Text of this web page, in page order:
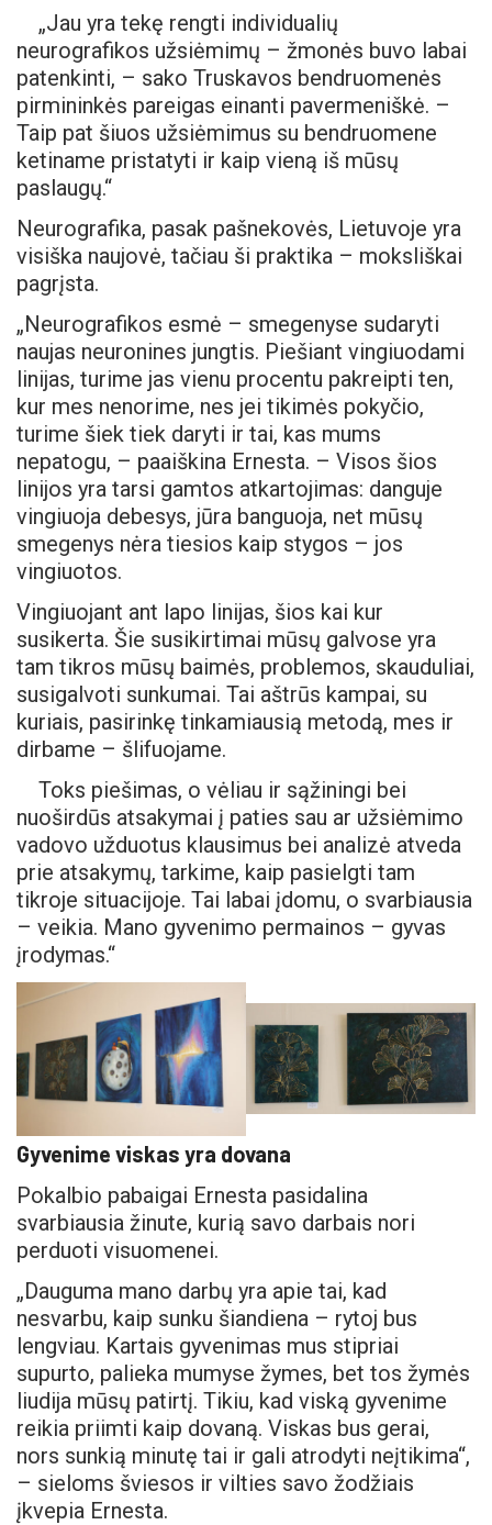
„Jau yra tekę rengti individualių
neurografikos užsiėmimų – žmonės buvo labai
patenkinti, – sako Truskavos bendruomenės
pirmininkės pareigas einanti pavermeniškė. –
Taip pat šiuos užsiėmimus su bendruomene
ketiname pristatyti ir kaip vieną iš mūsų
paslaugų.“
Neurografika, pasak pašnekovės, Lietuvoje yra
visiška naujovė, tačiau ši praktika – moksliškai
pagrįsta.
„Neurografikos esmė – smegenyse sudaryti
naujas neuronines jungtis. Piešiant vingiuodami
linijas, turime jas vienu procentu pakreipti ten,
kur mes nenorime, nes jei tikimės pokyčio,
turime šiek tiek daryti ir tai, kas mums
nepatogu, – paaiškina Ernesta. – Visos šios
linijos yra tarsi gamtos atkartojimas: danguje
vingiuoja debesys, jūra banguoja, net mūsų
smegenys nėra tiesios kaip stygos – jos
vingiuotos.
Vingiuojant ant lapo linijas, šios kai kur
susikerta. Šie susikirtimai mūsų galvose yra
tam tikros mūsų baimės, problemos, skauduliai,
susigalvoti sunkumai. Tai aštrūs kampai, su
kuriais, pasirinkę tinkamiausią metodą, mes ir
dirbame – šlifuojame.
Toks piešimas, o vėliau ir sąžiningi bei
nuoširdūs atsakymai į paties sau ar užsiėmimo
vadovo užduotus klausimus bei analizė atveda
prie atsakymų, tarkime, kaip pasielgti tam
tikroje situacijoje. Tai labai įdomu, o svarbiausia
– veikia. Mano gyvenimo permainos – gyvas
įrodymas.“
Gyvenime viskas yra dovana
Pokalbio pabaigai Ernesta pasidalina
svarbiausia žinute, kurią savo darbais nori
perduoti visuomenei.
„Dauguma mano darbų yra apie tai, kad
nesvarbu, kaip sunku šiandiena – rytoj bus
lengviau. Kartais gyvenimas mus stipriai
supurto, palieka mumyse žymes, bet tos žymės
liudija mūsų patirtį. Tikiu, kad viską gyvenime
reikia priimti kaip dovaną. Viskas bus gerai,
nors sunkią minutę tai ir gali atrodyti neįtikima“,
– sieloms šviesos ir vilties savo žodžiais
įkvepia Ernesta.